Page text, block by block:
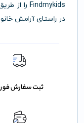
Findmykids را از طریق سایت
در راستای آرامش